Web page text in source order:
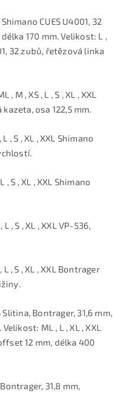
CUES U4001, 32
170 mm. Velikost: L ,
32 zubů, řetězová linka
M , XS , L , S , XL , XXL
osa 122,5 mm.
, S , XL , XXL Shimano
, S , XL , XXL Shimano
, S , XL , XXL VP-536,
, S , XL , XXL Bontrager
Bontrager, 31,6 mm,
ML , L , XL , XXL
12 mm, délka 400
31,8 mm,